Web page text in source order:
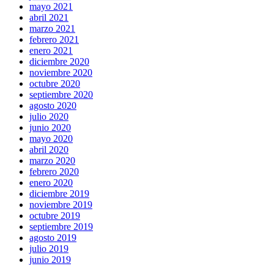
mayo 2021
abril 2021
marzo 2021
febrero 2021
enero 2021
diciembre 2020
noviembre 2020
octubre 2020
septiembre 2020
agosto 2020
julio 2020
junio 2020
mayo 2020
abril 2020
marzo 2020
febrero 2020
enero 2020
diciembre 2019
noviembre 2019
octubre 2019
septiembre 2019
agosto 2019
julio 2019
junio 2019